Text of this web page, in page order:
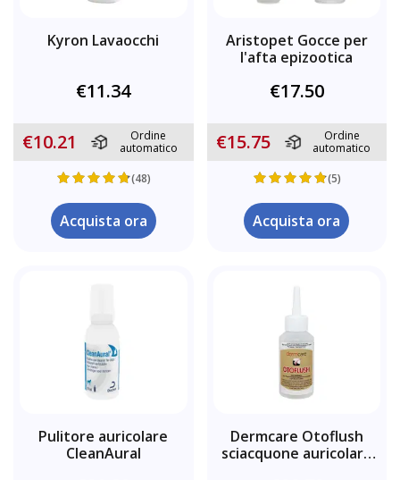
Kyron Lavaocchi
€11.34
€10.21
Ordine
automatico
(48)
Acquista ora
Aristopet Gocce per
l'afta epizootica
€17.50
€15.75
Ordine
automatico
(5)
Acquista ora
Pulitore auricolare
CleanAural
Dermcare Otoflush
sciacquone auricolare